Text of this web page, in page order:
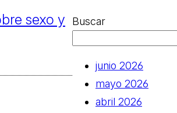
sexo y
Buscar
junio 2026
mayo 2026
abril 2026